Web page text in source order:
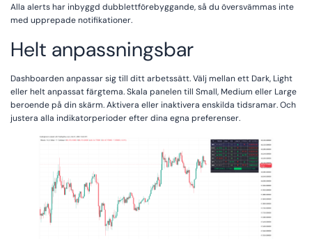
Alla alerts har inbyggd dubblettförebyggande, så du översvämmas inte
med upprepade notifikationer.
Helt anpassningsbar
Dashboarden anpassar sig till ditt arbetssätt. Välj mellan ett Dark, Light
eller helt anpassat färgtema. Skala panelen till Small, Medium eller Large
beroende på din skärm. Aktivera eller inaktivera enskilda tidsramar. Och
justera alla indikatorperioder efter dina egna preferenser.